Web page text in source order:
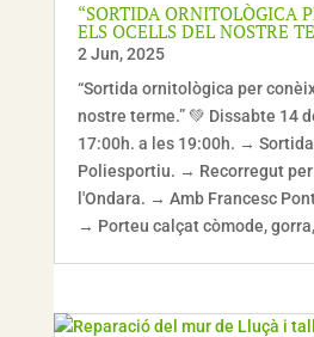
“SORTIDA ORNITOLÒGICA
ELS OCELLS DEL NOSTRE
2 Jun, 2025
“Sortida ornitològica per
nostre terme.” 💚 Dissabte 14
17:00h. a les 19:00h. →
Poliesportiu. → Recorregut per
l'Ondara. → Amb Francesc
→ Porteu calçat còmode,